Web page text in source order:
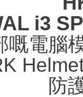
i3
嘅電腦
防